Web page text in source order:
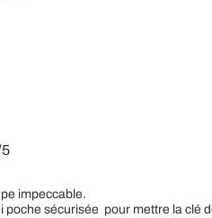
5
impeccable.
poche sécurisée  pour mettre la clé